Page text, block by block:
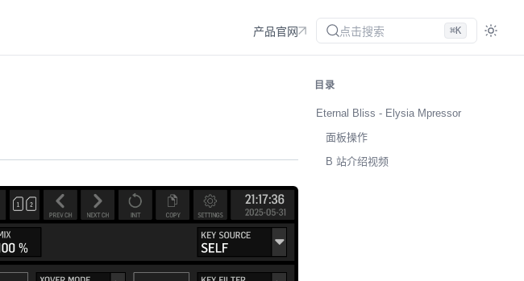
产品官网 点击搜索 ⌘K
目录
Eternal Bliss - Elysia Mpressor
面板操作
B 站介绍视频